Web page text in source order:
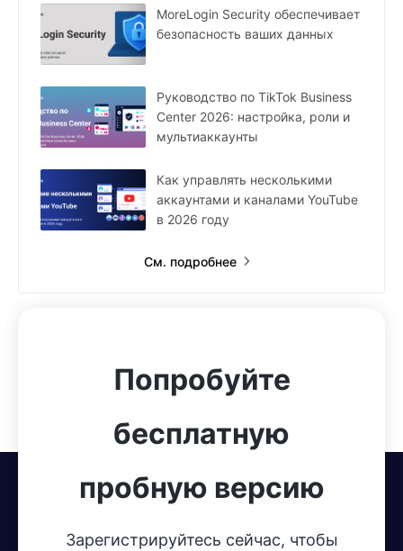
MoreLogin Security обеспечивает
безопасность ваших данных
Руководство по TikTok Business
Center 2026: настройка, роли и
мультиаккаунты
Как управлять несколькими
аккаунтами и каналами YouTube
в 2026 году
См. подробнее
Попробуйте
бесплатную
пробную версию
Зарегистрируйтесь сейчас, чтобы